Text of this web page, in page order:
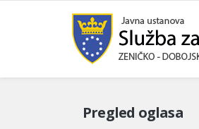
Pregled oglasa